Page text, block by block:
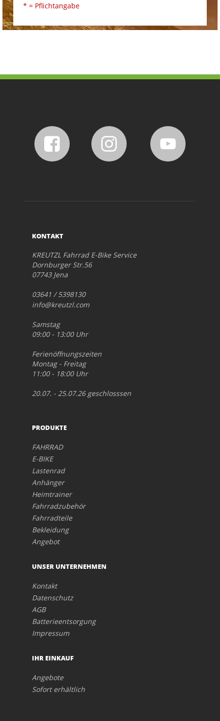
* = Pflichtangabe
KONTAKT
KREUTZL Fahrrad E-Bike Service
Dornburger Str.56
07743 Jena
03641 / 5398130
info@kreutzl.com
Samstag
09:00 - 13:00 Uhr
Ferienöffnungszeiten
Montag - Freitag
11:00 - 18:00 Uhr
20.07. - 25.07.26 geschlosssen
PRODUKTE
FAHRRAD
E-BIKE
Lastenrad
Anhänger
Heimtrainer
Fahrradzubehör
Fahrradteile
Bekleidung
Angebot
UNSER UNTERNEHMEN
Kontakt
Datenschutz
AGB
Batterieentsorgung
Impressum
IHR EINKAUF
Angebote
Sofort erhältlich